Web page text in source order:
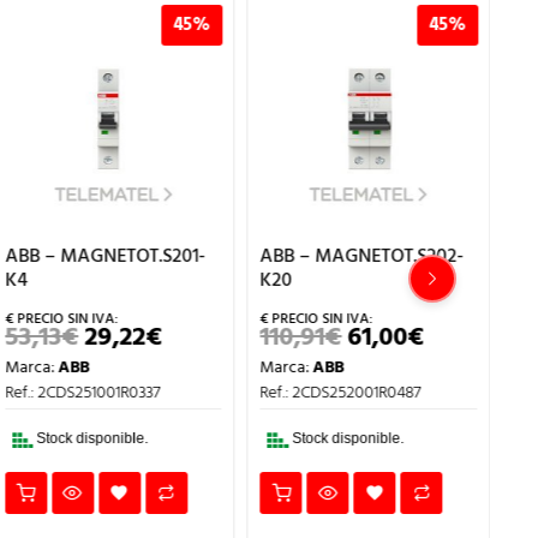
45%
ABB – MAGNETOT.S201-
K4
53,13€EL
PRECIO
ORIGINAL
ERA:
29,22€EL
PRECIO
Marca:ABB
Ref.: 2CDS251001R0337
Stock disponible.
45%
ABB – MAGNETOT.S202-
K20
110,91€EL
PRECIO
ERA:
61,00€EL
PRECIO
Marca:ABB
Ref.: 2CDS252001R0487
Stock disponible.